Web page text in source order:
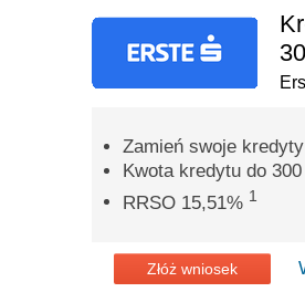
Zamień swoje
Kwota kredytu do 300
RRSO 15,51% 1
Złóż wniosek